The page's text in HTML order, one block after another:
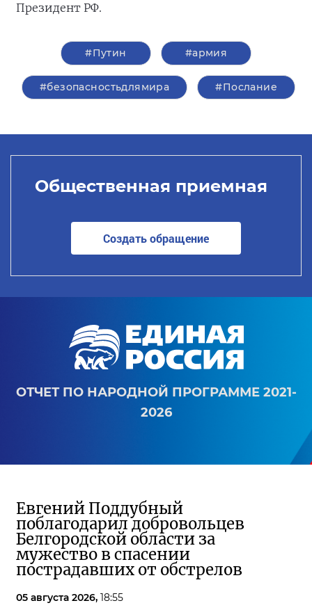
Президент РФ.
#Путин #армия
#безопасностьдлямира #Послание
Общественная приемная
Создать обращение
ОТЧЕТ ПО НАРОДНОЙ ПРОГРАММЕ 2021-
2026
Евгений Поддубный
поблагодарил добровольцев
Белгородской области за
мужество в спасении
пострадавших от обстрелов
05 августа 2026, 18:55